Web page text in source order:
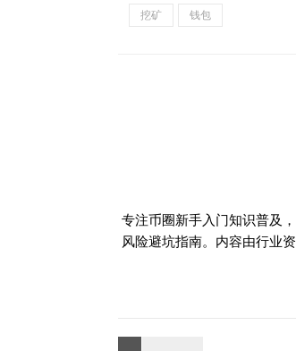
挖矿 钱包
专注币圈新手入门知识普及
风险避坑指南。内容由行业